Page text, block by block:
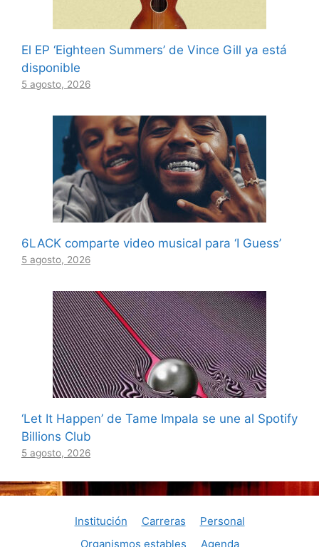
El EP ‘Eighteen Summers’ de Vince Gill ya está
disponible
5 agosto, 2026
6LACK comparte video musical para ‘I Guess’
5 agosto, 2026
‘Let It Happen’ de Tame Impala se une al Spotify
Billions Club
5 agosto, 2026
Institución Carreras
Personal
Organismos estables
Agenda